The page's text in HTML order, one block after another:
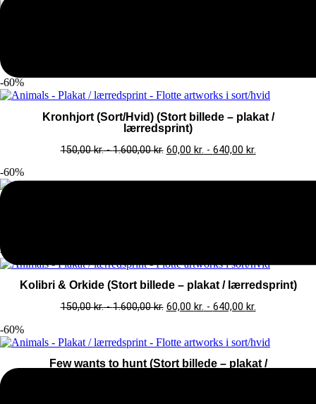
-60%
Kronhjort (Sort/Hvid) (Stort billede – plakat /
lærredsprint)
150,00kr.-1.600,00kr. 60,00 kr. - 640,00 kr.
-60%
-60%
Kolibri & Orkide (Stort billede – plakat / lærredsprint)
150,00kr.-1.600,00kr. 60,00 kr. - 640,00 kr.
-60%
Few wants to hunt (Stort billede – plakat /